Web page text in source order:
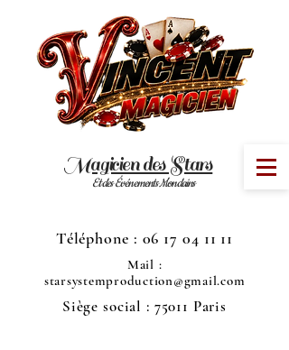
Magicien des Stars
Et des Événements Mondains
MENU
Téléphone : 06 17 04 11 11
Mail :
starsystemproduction@gmail.com
Siège social : 75011 Paris